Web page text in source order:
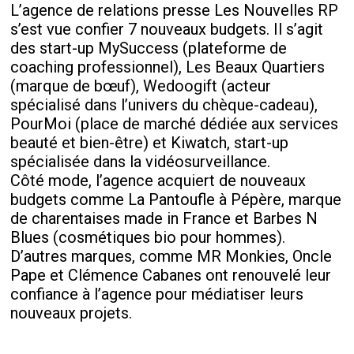
L’agence de relations presse Les Nouvelles RP
s’est vue confier 7 nouveaux budgets. Il s’agit
des start-up MySuccess (plateforme de
coaching professionnel), Les Beaux Quartiers
(marque de bœuf), Wedoogift (acteur
spécialisé dans l’univers du chèque-cadeau),
PourMoi (place de marché dédiée aux services
beauté et bien-être) et Kiwatch, start-up
spécialisée dans la vidéosurveillance.
Côté mode, l’agence acquiert de nouveaux
budgets comme La Pantoufle à Pépère, marque
de charentaises made in France et Barbes N
Blues (cosmétiques bio pour hommes).
D’autres marques, comme MR Monkies, Oncle
Pape et Clémence Cabanes ont renouvelé leur
confiance à l’agence pour médiatiser leurs
nouveaux projets.